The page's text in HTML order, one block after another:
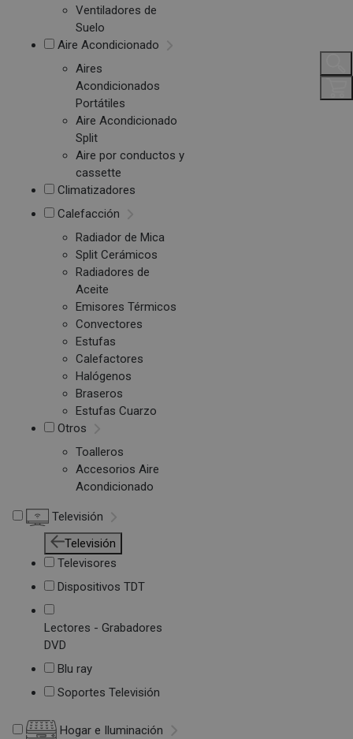
Ventiladores de
Suelo
Aire Acondicionado
Aires
Acondicionados
Portátiles
Aire Acondicionado
Split
Aire por conductos y
cassette
Climatizadores
Calefacción
Radiador de Mica
Split Cerámicos
Radiadores de
Aceite
Emisores Térmicos
Convectores
Estufas
Calefactores
Halógenos
Braseros
Estufas Cuarzo
Otros
Toalleros
Accesorios Aire
Acondicionado
Televisión
Televisión
Televisores
Dispositivos TDT
Lectores - Grabadores
DVD
Blu ray
Soportes Televisión
Hogar e Iluminación